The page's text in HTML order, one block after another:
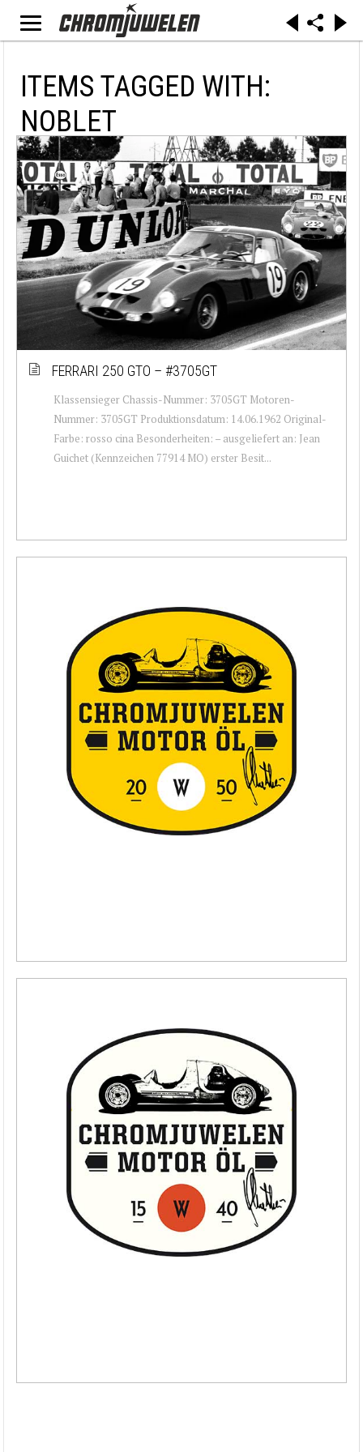
ITEMS TAGGED WITH:
NOBLET
FERRARI 250 GTO – #3705GT
Klassensieger Chassis-Nummer: 3705GT Motoren-
Nummer: 3705GT Produktionsdatum: 14.06.1962 Original-
Farbe: rosso cina Besonderheiten: – ausgeliefert an: Jean
Guichet (Kennzeichen 77914 MO) erster Besit...